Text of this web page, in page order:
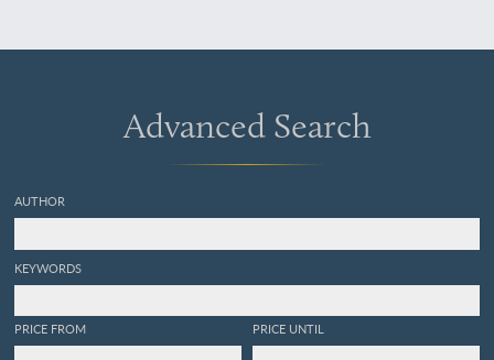
Advanced Search
AUTHOR
KEYWORDS
PRICE FROM PRICE UNTIL